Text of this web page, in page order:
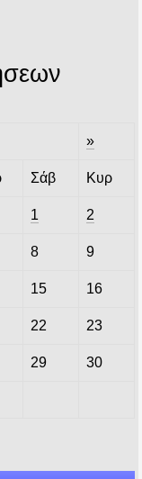
»
Σάβ Κυρ
1 2
8 9
15 16
22 23
29 30